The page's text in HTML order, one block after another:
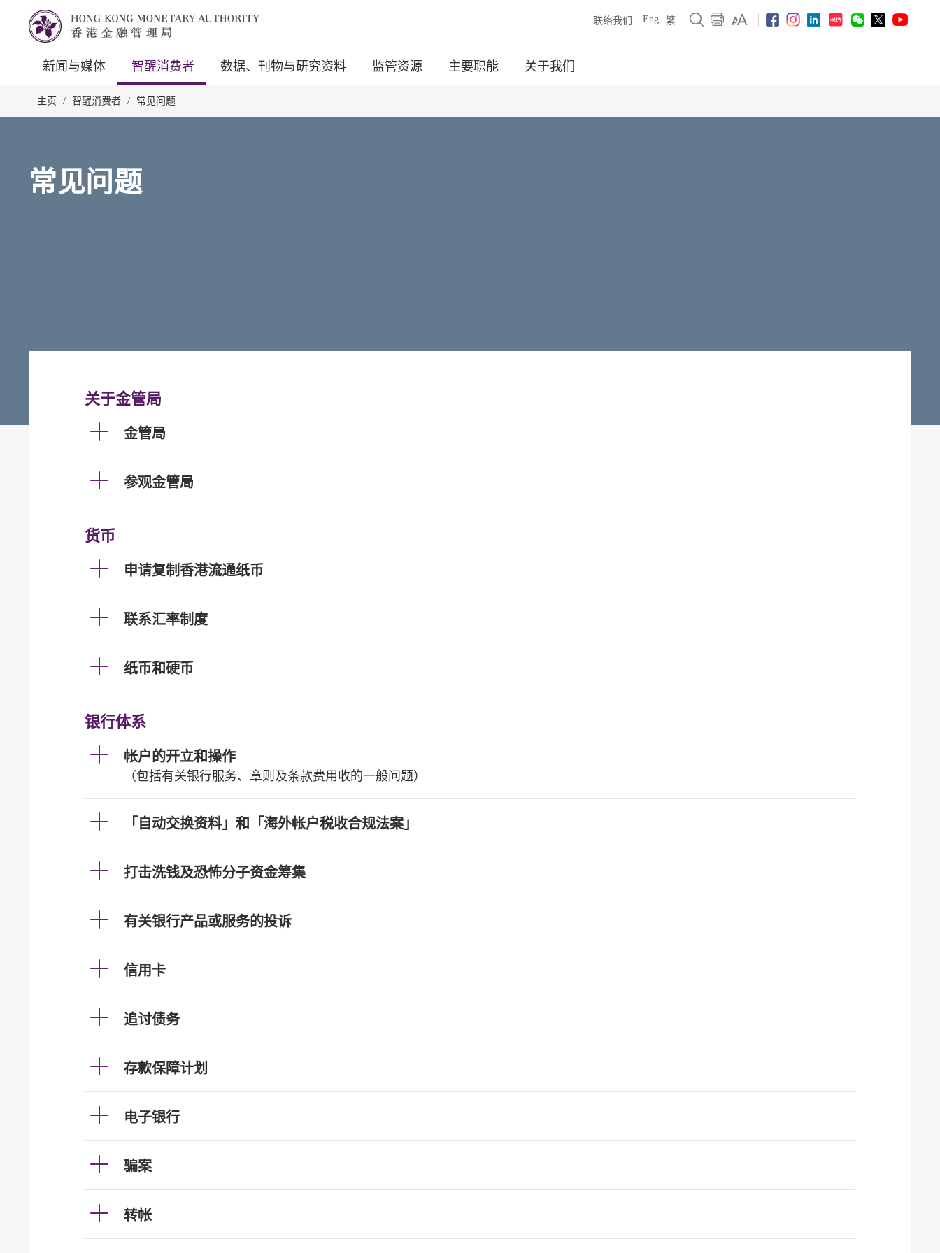
联络我们 Eng 繁
新闻与媒体 智醒消费者 数据、刊物与研究资料 监管资源 主要职能 关于我们
主页 / 智醒消费者 / 常见问题
常见问题
关于金管局
金管局
参观金管局
货币
申请复制香港流通纸币
联系汇率制度
纸币和硬币
银行体系
帐户的开立和操作
（包括有关银行服务、章则及条款费用收的一般问题）
「自动交换资料」和「海外帐户税收合规法案」
打击洗钱及恐怖分子资金筹集
有关银行产品或服务的投诉
信用卡
追讨债务
存款保障计划
电子银行
骗案
转帐